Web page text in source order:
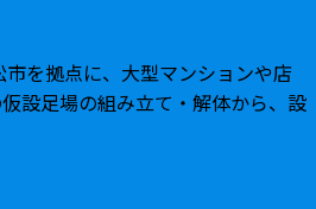
を拠点に、大型マンションや店
設足場の組み立て・解体から、設